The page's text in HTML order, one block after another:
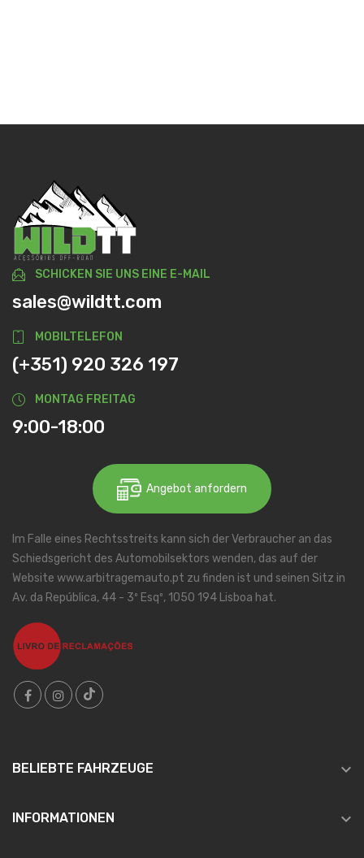
SCHICKEN SIE UNS EINE E-MAIL
sales@wildtt.com
MOBILTELEFON
(+351) 920 326 197
MONTAG FREITAG
9:00-18:00
Angebot anfordern
Im Falle eines Rechtsstreits kann sich der Verbraucher an das
Schiedsgericht des Automobilsektors wenden, das auf der
Website www.arbitragemauto.pt zu finden ist und seinen Sitz in
Av. da República, 44 - 3º Esqº, 1050 194 Lisboa hat.
BELIEBTE FAHRZEUGE 
INFORMATIONEN 